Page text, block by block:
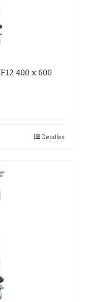
400 x 600
Detalles